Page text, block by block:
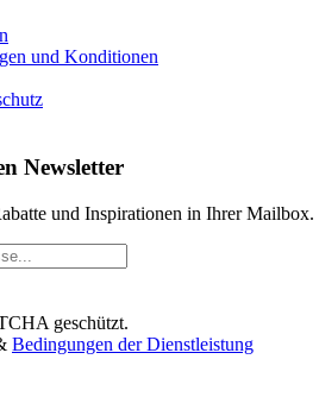
und Konditionen
Newsletter
und Inspirationen in Ihrer Mailbox.
geschützt.
Bedingungen der Dienstleistung